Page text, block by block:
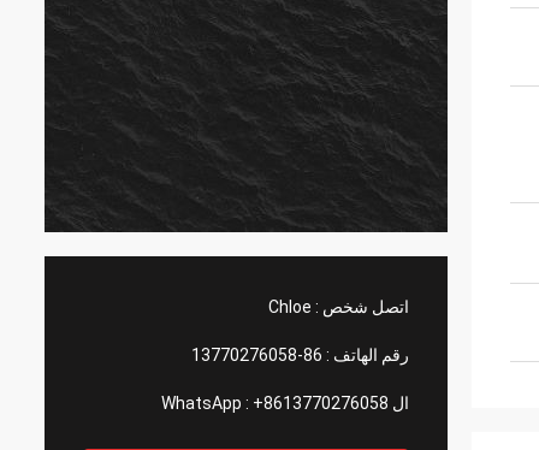
اتصل شخص : Chloe
رقم الهاتف : 86-13770276058
ال WhatsApp : +8613770276058